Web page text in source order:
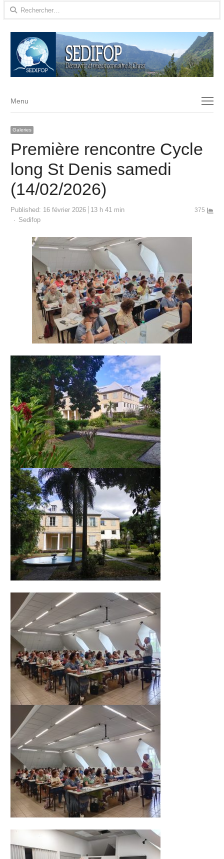
Rechercher :
Menu
Menu
Galeries
Première rencontre Cycle
long St Denis samedi
(14/02/2026)
Published: 16 février 2026
13 h 41 min
Author
Sedifop
375